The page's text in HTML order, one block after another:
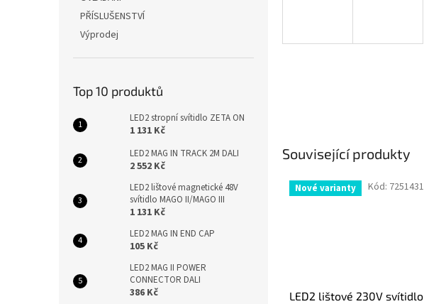
PŘÍSLUŠENSTVÍ
Výprodej
Top 10 produktů
LED2 stropní svítidlo ZETA ON
1 131 Kč
LED2 MAG IN TRACK 2M DALI
2 552 Kč
LED2 lištové magnetické 48V
svítidlo MAGO II/MAGO III
1 131 Kč
LED2 MAG IN END CAP
105 Kč
LED2 MAG II POWER
CONNECTOR DALI
386 Kč
Související produkty
Nové varianty
LED2 lištové 230V svítidlo
Kód: 7251431